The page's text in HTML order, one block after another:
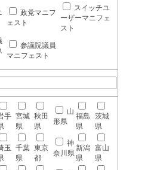
政党マニフ
ェスト
スイッチユ
ーザーマニフェ
スト
参議院議員
マニフェスト
手 宮城
県
秋田
県
山
形県
福島
県
茨城
県
玉 千葉
県
東京
都
神
奈川県
新潟
県
富山
県